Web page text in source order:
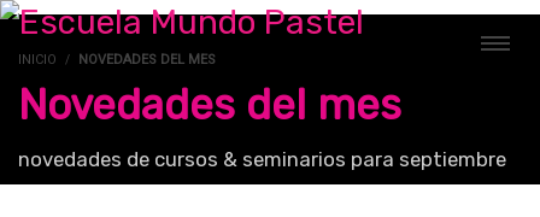
INICIO NOVEDADES DEL MES
Novedades del mes
novedades de cursos & seminarios para septiembre